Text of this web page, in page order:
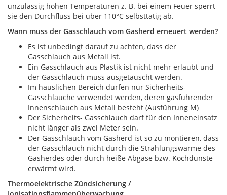
unzulässig hohen Temperaturen z. B. bei einem Feuer sperrt
sie den Durchfluss bei über 110°C selbsttätig ab.
Wann muss der Gasschlauch vom Gasherd erneuert werden?
Es ist unbedingt darauf zu achten, dass der
Gasschlauch aus Metall ist.
Ein Gasschlauch aus Plastik ist nicht mehr erlaubt und
der Gasschlauch muss ausgetauscht werden.
Im häuslichen Bereich dürfen nur Sicherheits-
Gasschläuche verwendet werden, deren gasführender
Innenschlauch aus Metall besteht (Ausführung M)
Der Sicherheits- Gasschlauch darf für den Inneneinsatz
nicht länger als zwei Meter sein.
Der Gasschlauch vom Gasherd ist so zu montieren, dass
der Gasschlauch nicht durch die Strahlungswärme des
Gasherdes oder durch heiße Abgase bzw. Kochdünste
erwärmt wird.
Thermoelektrische Zündsicherung /